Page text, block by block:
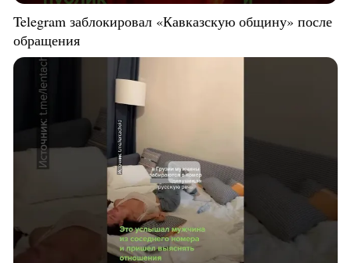
Telegram заблокировал «Кавказскую общину» после
обращения